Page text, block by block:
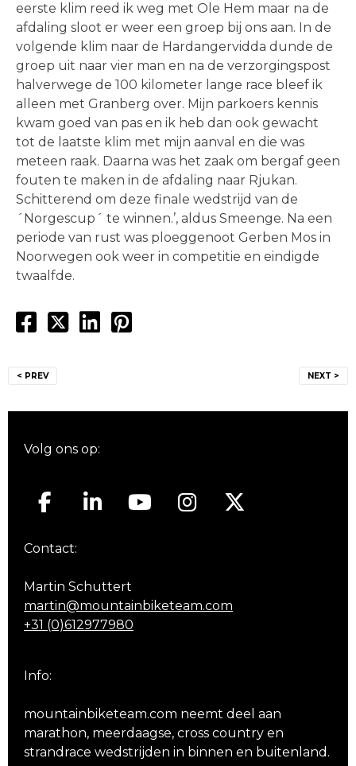
eerste klim reed ik weg met Ole Hem maar na de
afdaling sloot er weer een groep bij ons aan. In de
volgende klim naar de Hardangervidda dunde de
groep uit naar vier man en na de verzorgingspost
halverwege de 100 kilometer lange race bleef ik
alleen met Granberg over. Mijn parkoers kennis
kwam goed van pas en ik heb dan ook gewacht
tot de laatste klim met mijn aanval en die was
meteen raak. Daarna was het zaak om bergaf geen
fouten te maken in de afdaling naar Rjukan.
Schitterend om deze finale wedstrijd van de
´Norgescup´ te winnen.’, aldus Smeenge. Na een
periode van rust was ploeggenoot Gerben Mos in
Noorwegen ook weer in competitie en eindigde
twaalfde.
navigatie
< PREV NEXT >
Volg ons op:
Contact:
Martin Schuttert
martin@mountainbiketeam.com
+31 (0)612977980
Info:
mountainbiketeam.com neemt deel aan
marathon, meerdaagse, cross country en
strandrace wedstrijden in binnen en buitenland.